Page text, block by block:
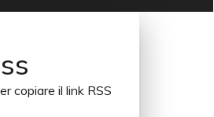
copiare il link RSS